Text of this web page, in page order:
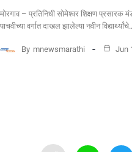
मोरगाव – प्रतिनिधी सोमेश्वर शिक्षण प्रसारक
पाचवीच्या वर्गात दाखल झालेल्या नवीन
By mnewsmarathi Jun